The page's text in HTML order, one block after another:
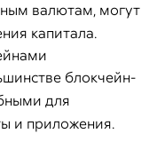
валютам, могут
капитала.
блокчейн-
для
и приложения.